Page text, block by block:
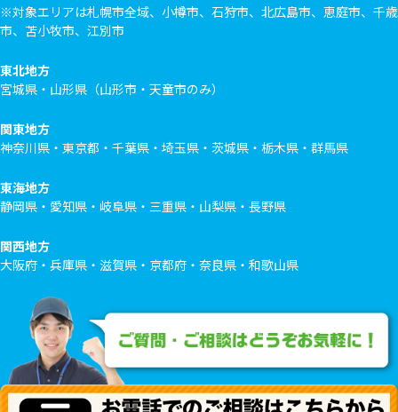
※対象エリアは札幌市全域、小樽市、石狩市、北広島市、恵庭市、千歳
市、苫小牧市、江別市
東北地方
宮城県・山形県（山形市・天童市のみ）
関東地方
神奈川県・東京都・千葉県・埼玉県・茨城県・栃木県・群馬県
東海地方
静岡県・愛知県・岐阜県・三重県・山梨県・長野県
関西地方
大阪府・兵庫県・滋賀県・京都府・奈良県・和歌山県